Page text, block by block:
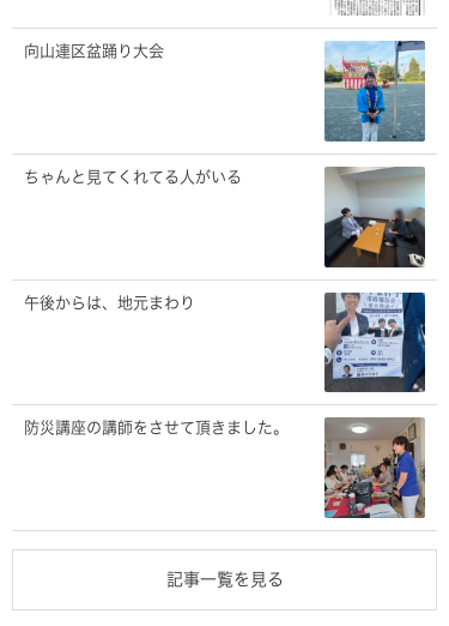
向山連区盆踊り大会
ちゃんと見てくれてる人がいる
午後からは、地元まわり
防災講座の講師をさせて頂きました。
記事一覧を見る